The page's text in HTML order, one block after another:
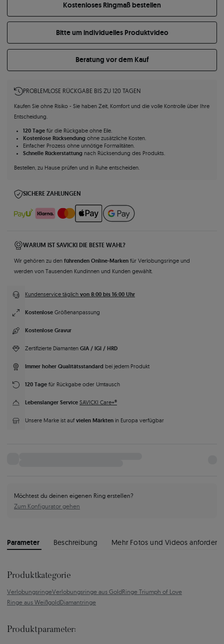
Kostenloses Ringmaß bestellen
Bitte um individuelles Produktvideo
Beratung vor dem Kauf
PROBLEMLOSE RÜCKGABE BIS ZU 120 TAGEN
Kaufen Sie ohne Risiko - Sie haben Zeit, Komfort und die volle Kontrolle über Ihre
Entscheidung.
120 Tagefür die Rückgabe ohne Eile.
Kostenlose Rücksendungohne zusätzliche Kosten.
Einfacher Prozess ohne unnötige Formalitäten.
Schnelle Rückerstattungnach Rücksendung des Produkts.
Bestellen, zu Hause prüfen und in Ruhe entscheiden.
SICHERE ZAHLUNGEN
WARUM IST SAVICKI DIE BESTE WAHL?
Wir gehören zu den führenden Online-Marken für Verlobungsringe und
werden von Tausenden Kundinnen und Kunden gewählt.
Kundenservice täglich von 8:00 bis 16:00 Uhr
Kostenlose Größenanpassung
Kostenlose Gravur
Zertifizierte Diamanten GIA / IGI / HRD
Immer hoher Qualitätsstandard bei jedem Produkt
120 Tage für Rückgabe oder Umtausch
Lebenslanger Service SAVICKI Care+®
Unsere Marke ist auf vielen Märkten in Europa verfügbar
Möchtest du deinen eigenen Ring erstellen?
Zum Konfigurator gehen
Parameter Beschreibung Mehr Fotos und Videos anfordern
Produktkategorie
VerlobungsringeVerlobungsringe aus GoldRinge Triumph of Love
Ringe aus WeißgoldDiamantringe
Produktparameter: